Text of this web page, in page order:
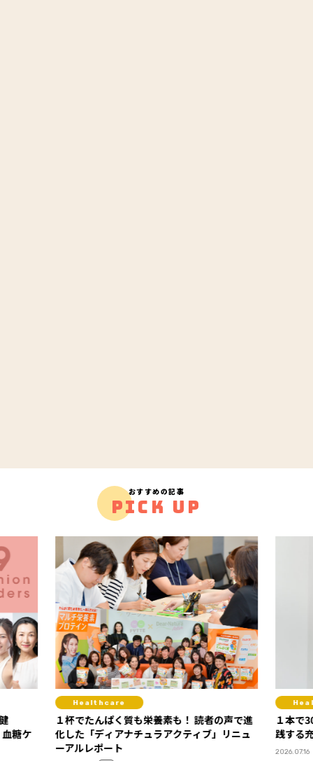
おすすめの記事
PICK UP
者の声で進
ブ」リニュ
Healthcare
１本で30gのプロテイン！ 美姿勢コーチも実
践する充実の高たんぱくライフ
2026.07.16